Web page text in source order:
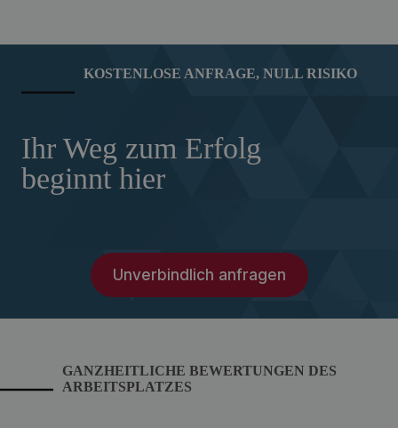
KOSTENLOSE ANFRAGE, NULL RISIKO
Ihr Weg zum Erfolg
beginnt hier
Unverbindlich anfragen
GANZHEITLICHE BEWERTUNGEN DES
ARBEITSPLATZES